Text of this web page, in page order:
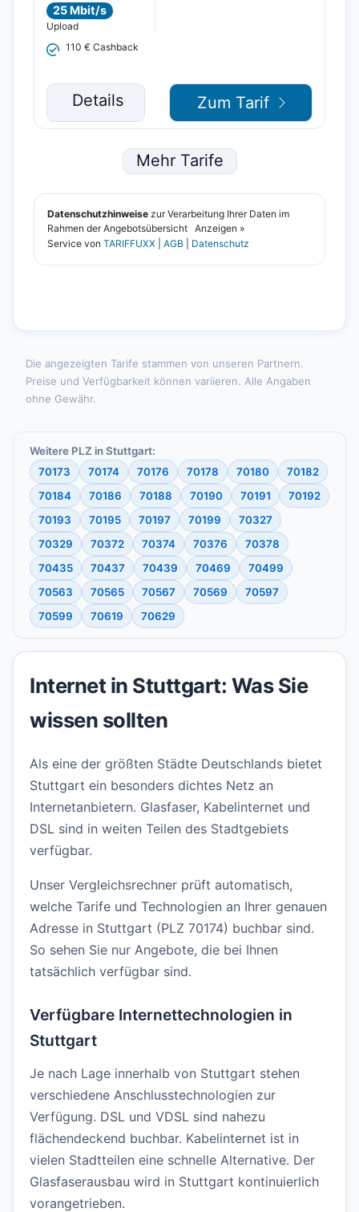
Die angezeigten Tarife stammen von unseren Partnern.
Preise und Verfügbarkeit können variieren. Alle Angaben
ohne Gewähr.
Weitere PLZ in Stuttgart:
70173
70174 70176 70178 70180
70182
70184
70186 70188 70190 70191
70192
70193
70195 70197 70199
70327
70329
70372 70374 70376
70378
70435
70437 70439 70469
70499
70563
70565 70567 70569
70597
70599
70619 70629
Internet in Stuttgart: Was Sie
wissen sollten
Als eine der größten Städte Deutschlands bietet
Stuttgart ein besonders dichtes Netz an
Internetanbietern. Glasfaser, Kabelinternet und
DSL sind in weiten Teilen des Stadtgebiets
verfügbar.
Unser Vergleichsrechner prüft automatisch,
welche Tarife und Technologien an Ihrer genauen
Adresse in Stuttgart (PLZ 70174) buchbar sind.
So sehen Sie nur Angebote, die bei Ihnen
tatsächlich verfügbar sind.
Verfügbare Internettechnologien in
Stuttgart
Je nach Lage innerhalb von Stuttgart stehen
verschiedene Anschlusstechnologien zur
Verfügung. DSL und VDSL sind nahezu
flächendeckend buchbar. Kabelinternet ist in
vielen Stadtteilen eine schnelle Alternative. Der
Glasfaserausbau wird in Stuttgart kontinuierlich
vorangetrieben.